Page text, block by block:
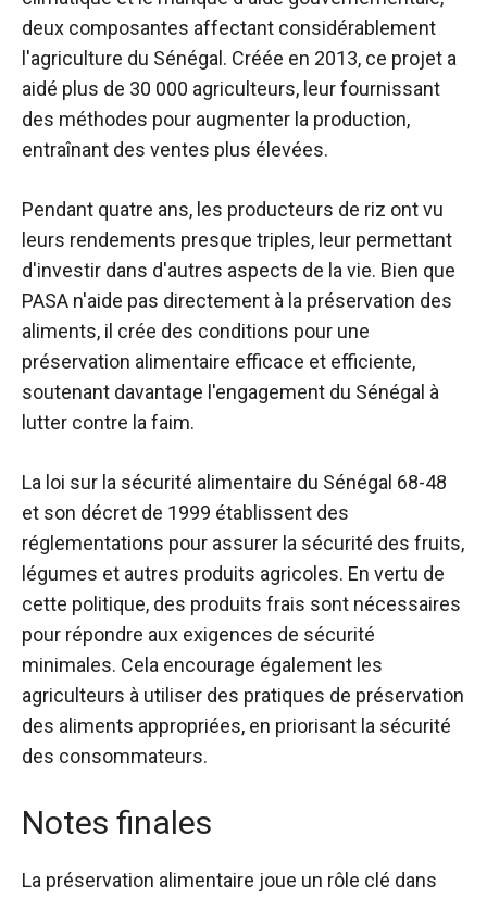
deux composantes affectant considérablement
l'agriculture du Sénégal. Créée en 2013, ce projet a
aidé plus de 30 000 agriculteurs, leur fournissant
des méthodes pour augmenter la production,
entraînant des ventes plus élevées.
Pendant quatre ans, les producteurs de riz ont vu
leurs rendements presque triples, leur permettant
d'investir dans d'autres aspects de la vie. Bien que
PASA n'aide pas directement à la préservation des
aliments, il crée des conditions pour une
préservation alimentaire efficace et efficiente,
soutenant davantage l'engagement du Sénégal à
lutter contre la faim.
La loi sur la sécurité alimentaire du Sénégal 68-48
et son décret de 1999 établissent des
réglementations pour assurer la sécurité des fruits,
légumes et autres produits agricoles. En vertu de
cette politique, des produits frais sont nécessaires
pour répondre aux exigences de sécurité
minimales. Cela encourage également les
agriculteurs à utiliser des pratiques de préservation
des aliments appropriées, en priorisant la sécurité
des consommateurs.
Notes finales
La préservation alimentaire joue un rôle clé dans